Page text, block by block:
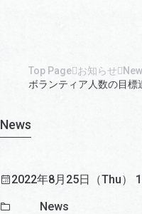
Top Page お知らせ
ボランティア人数の目
News
2022年8月25日（Thu）
News